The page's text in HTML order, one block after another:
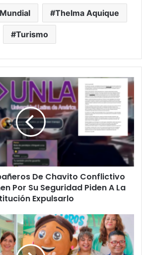
Thelma Aquique
Turismo
De Chavito Conflictivo
Por Su Seguridad Piden A La
Expulsarlo